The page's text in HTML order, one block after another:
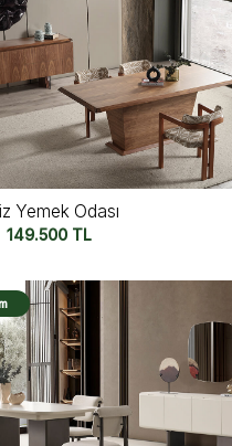
Yemek Odası
149.500TL